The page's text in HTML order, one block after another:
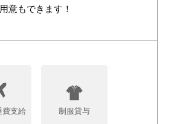
意もできます！
費支給 制服貸与